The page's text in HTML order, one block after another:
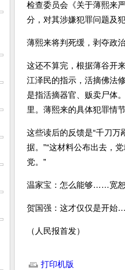
检查委员会《关于薄熙来
分，对其涉嫌犯罪问题及
薄熙来将判死缓，剥夺政
这还不算完，根据薄谷开
江泽民的指示，活摘佛法
是指活摘器官、贩卖尸体
里。薄熙来的具体犯罪情
这些读后的反馈是“千刀万
据。”“这材料公布出去，
党。”
温家宝：怎么能够……宽恕
贺国强：这才仅仅是开
（人民报首发）
打印机版